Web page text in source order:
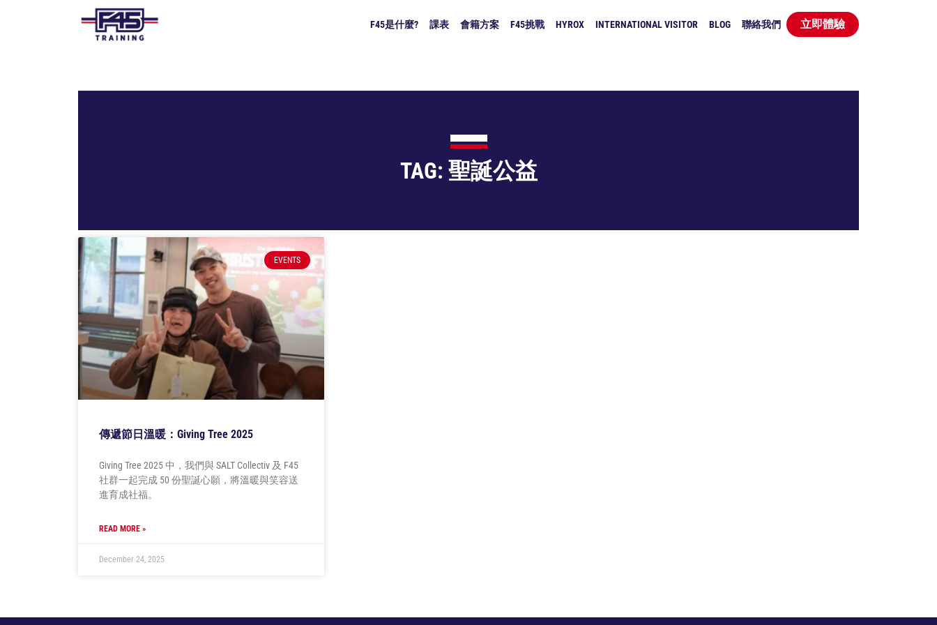
F45是什麼? 課表 會籍方案 F45挑戰 HYROX INTERNATIONAL VISITOR BLOG 聯絡我們 立即體驗
TAG: 聖誕公益
EVENTS
傳遞節日溫暖：Giving Tree 2025
Giving Tree 2025 中，我們與 SALT Collectiv 及 F45
社群一起完成 50 份聖誕心願，將溫暖與笑容送
進育成社福。
READ MORE »
December 24, 2025